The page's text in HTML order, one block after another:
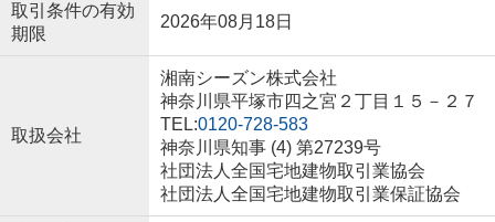
取引条件の有効
期限
2026年08月18日
取扱会社
湘南シーズン株式会社
神奈川県平塚市四之宮２丁目１５－２７
TEL:0120-728-583
神奈川県知事 (4) 第27239号
社団法人全国宅地建物取引業協会
社団法人全国宅地建物取引業保証協会